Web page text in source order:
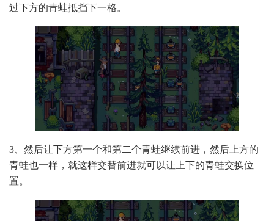
过下方的青蛙抵挡下一格。
3、然后让下方第一个和第二个青蛙继续前进，然后上方的
青蛙也一样，就这样交替前进就可以让上下的青蛙交换位
置。